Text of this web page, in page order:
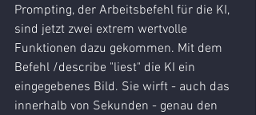
Prompting, der Arbeitsbefehl für die KI,
sind jetzt zwei extrem wertvolle
Funktionen dazu gekommen. Mit dem
Befehl /describe "liest" die KI ein
eingegebenes Bild. Sie wirft - auch das
innerhalb von Sekunden - genau den